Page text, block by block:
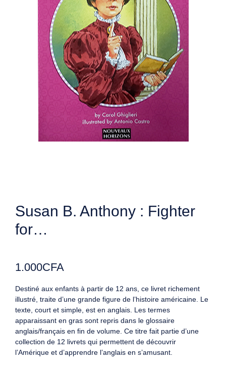
Susan B. Anthony : Fighter
for…
1.000CFA
Destiné aux enfants à partir de 12 ans, ce livret richement
illustré, traite d’une grande figure de l’histoire américaine. Le
texte, court et simple, est en anglais. Les termes
apparaissant en gras sont repris dans le glossaire
anglais/français en fin de volume. Ce titre fait partie d’une
collection de 12 livrets qui permettent de découvrir
l’Amérique et d’apprendre l’anglais en s’amusant.